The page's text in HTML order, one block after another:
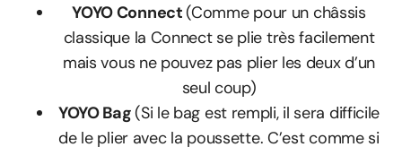
YOYO Connect(Comme pour un châssis
classique la Connect se plie très facilement
mais vous ne pouvez pas plier les deux d’un
seul coup)
YOYO Bag(Si le bag est rempli, il sera difficile
de le plier avec la poussette. C’est comme si